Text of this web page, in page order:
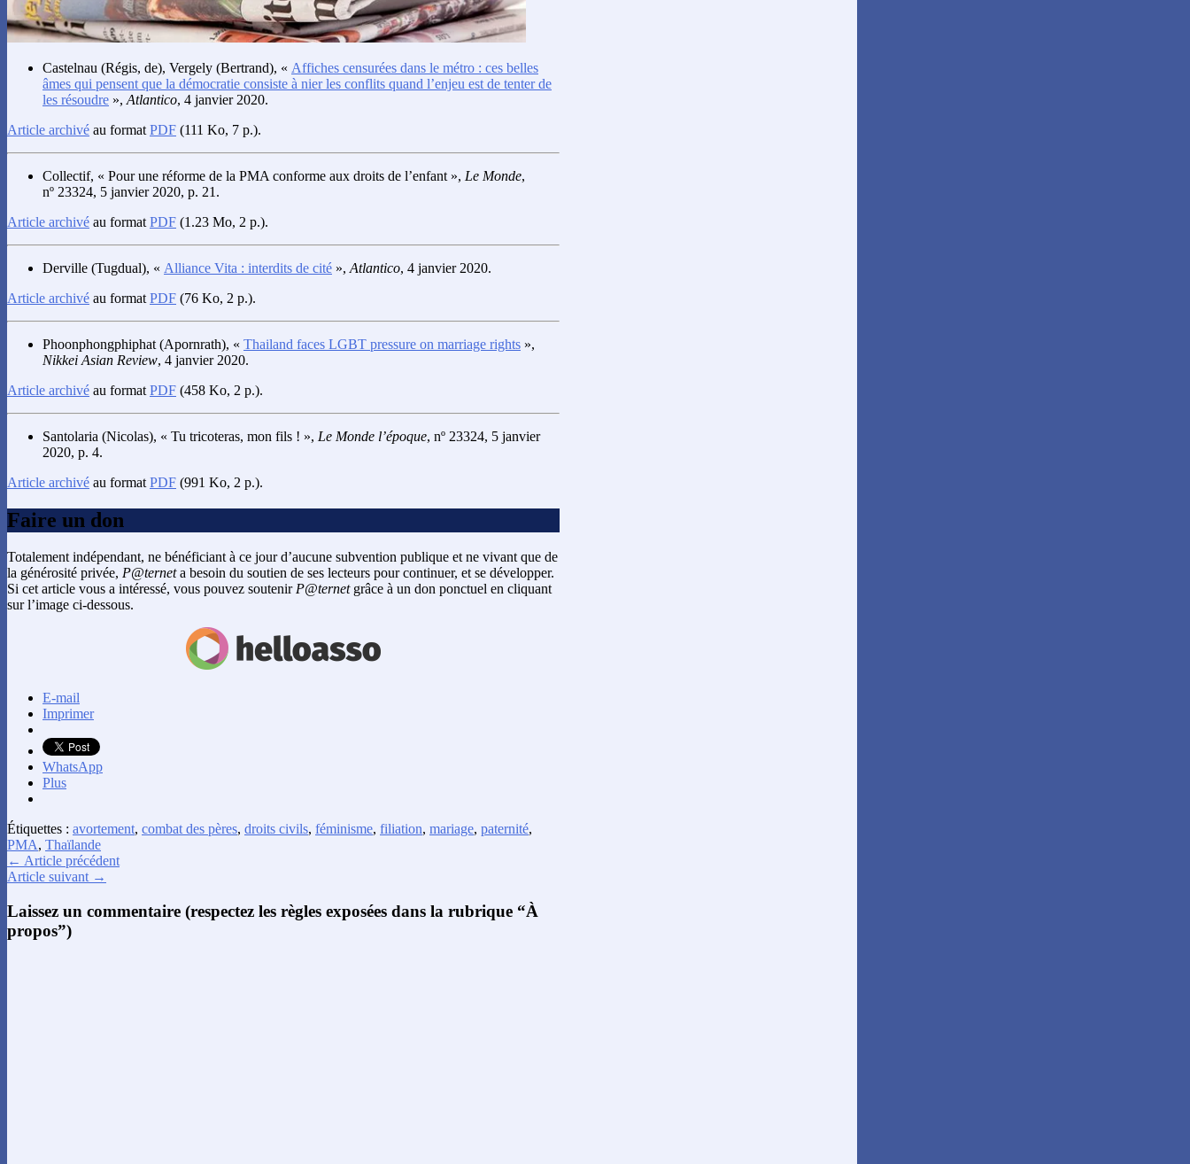
Castelnau (Régis, de), Vergely (Bertrand), « Affiches censurées dans le métro : ces belles
âmes qui pensent que la démocratie consiste à nier les conflits quand l’enjeu est de tenter de
les résoudre », Atlantico, 4 janvier 2020.
Article archivé au format PDF (111 Ko, 7 p.).
Collectif, « Pour une réforme de la PMA conforme aux droits de l’enfant », Le Monde,
nº 23324, 5 janvier 2020, p. 21.
Article archivé au format PDF (1.23 Mo, 2 p.).
Derville (Tugdual), « Alliance Vita : interdits de cité », Atlantico, 4 janvier 2020.
Article archivé au format PDF (76 Ko, 2 p.).
Phoonphongphiphat (Apornrath), « Thailand faces LGBT pressure on marriage rights »,
Nikkei Asian Review, 4 janvier 2020.
Article archivé au format PDF (458 Ko, 2 p.).
Santolaria (Nicolas), « Tu tricoteras, mon fils ! », Le Monde l’époque, nº 23324, 5 janvier
2020, p. 4.
Article archivé au format PDF (991 Ko, 2 p.).
Faire un don
Totalement indépendant, ne bénéficiant à ce jour d’aucune subvention publique et ne vivant que de
la générosité privée, P@terneta besoin du soutien de ses lecteurs pour continuer, et se développer.
Si cet article vous a intéressé, vous pouvez soutenirP@ternetgrâce à un don ponctuel en cliquant
sur l’image ci-dessous.
E-mail
Imprimer
WhatsApp
Plus
Étiquettes : avortement, combat des pères, droits civils, féminisme, filiation, mariage, paternité,
PMA, Thaïlande
← Article précédent
Article suivant →
Laissez un commentaire (respectez les règles exposées dans la rubrique “À
propos”)